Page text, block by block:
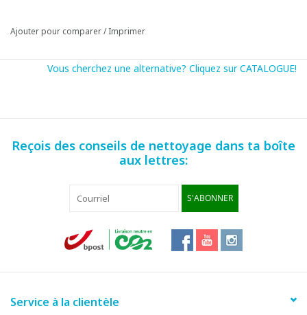
- 80 x 125 cm
Fiche produit
Ajouter pour comparer/Imprimer
Vous cherchez une alternative? Cliquez sur CATALOGUE!
Reçois des conseils de nettoyage dans ta boîte
aux lettres:
S'ABONNER
Service à la clientèle